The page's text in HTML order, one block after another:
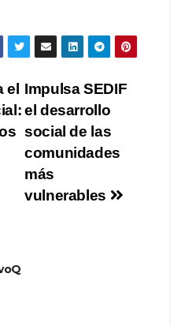
Impulsa SEDIF
el desarrollo
social de las
comunidades
más
vulnerables
el